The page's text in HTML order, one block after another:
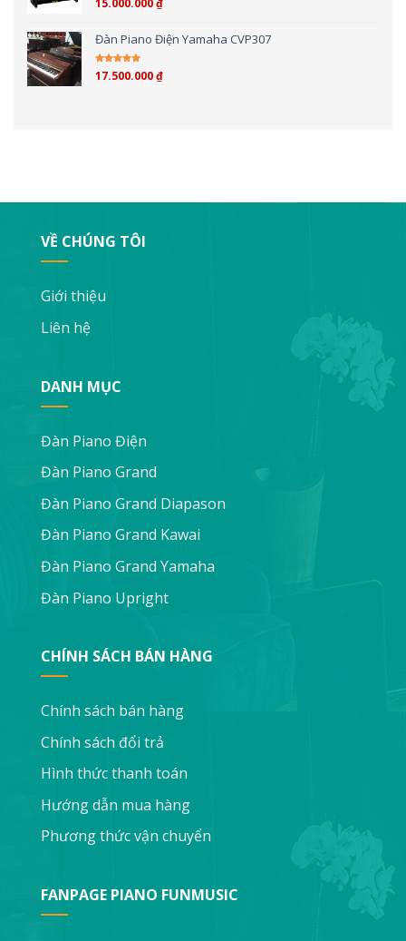
Được xếp hạng
15.000.000₫
Đàn Piano Điện Yamaha CVP307
Được xếp hạng
17.500.000₫
VỀ CHÚNG TÔI
Giới thiệu
Liên hệ
DANH MỤC
Đàn Piano Điện
Đàn Piano Grand
Đàn Piano Grand Diapason
Đàn Piano Grand Kawai
Đàn Piano Grand Yamaha
Đàn Piano Upright
CHÍNH SÁCH BÁN HÀNG
Chính sách bán hàng
Chính sách đổi trả
Hình thức thanh toán
Hướng dẫn mua hàng
Phương thức vận chuyển
FANPAGE PIANO FUNMUSIC